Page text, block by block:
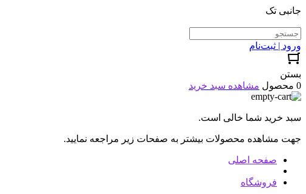
جانبی تک
ورود | ثبت‌نام
بستن
0 محصول
مشاهده سبد خرید
سبد خرید شما خالی است.
جهت مشاهده محصولات بیشتر به صفحات زیر مراجعه نمایید.
صفحه اصلی
فروشگاه